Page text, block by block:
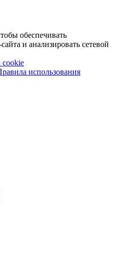
обеспечивать
и анализировать сетевой
cookie
использования